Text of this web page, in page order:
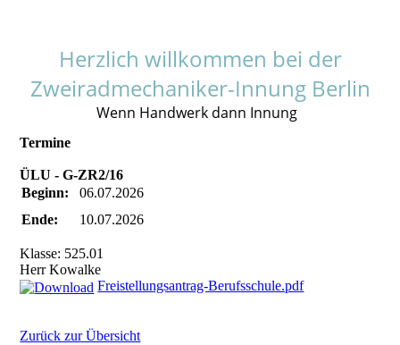
Herzlich willkommen bei der
Zweiradmechaniker-Innung Berlin
Wenn Handwerk dann Innung
Termine
ÜLU - G-ZR2/16
Beginn:
06.07.2026
Ende:
10.07.2026
Klasse: 525.01
Herr Kowalke
Freistellungsantrag-Berufsschule.pdf
Zurück zur Übersicht